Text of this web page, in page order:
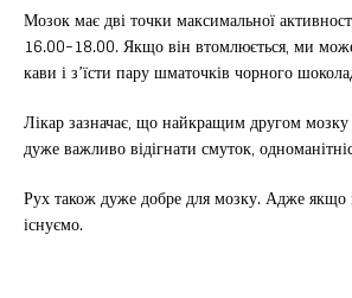
Мозок має дві точки максимальної
16.00-18.00. Якщо він втомлюється, ми
кави і з’їсти пару шматочків чорного
Лікар зазначає, що найкращим другом
дуже важливо відігнати смуток,
Рух також дуже добре для мозку. Адже
існуємо.